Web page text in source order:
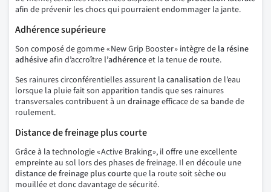
afin de prévenir les chocs qui pourraient endommager la jante.
Adhérence supérieure
Son composé de gomme « New Grip Booster » intègre de la résine
adhésiveafin d’accroître l’adhérenceet la tenue de route.
Ses rainures circonférentielles assurent la canalisation de l’eau
lorsque la pluie fait son apparition tandis que ses rainures
transversales contribuent à un drainageefficace de sa bande de
roulement.
Distance de freinage plus courte
Grâce à la technologie « Active Braking », il offre une excellente
empreinte au sol lors des phases de freinage. Il en découle une
distance de freinage plus courteque la route soit sèche ou
mouillée et donc davantage de sécurité.